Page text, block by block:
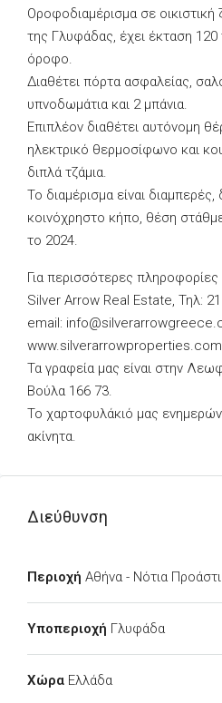
Οροφοδιαμέρισμα σε
της Γλυφάδας, έχει έκταση 120
όροφο.
Διαθέτει πόρτα ασφαλείας,
υπνοδωμάτια και 2 μπάνια.
Επιπλέον διαθέτει αυτόνομη
ηλεκτρικό θερμοσίφωνο και
διπλά τζάμια.
Το διαμέρισμα είναι διαμπερές,
κοινόχρηστο κήπο, θέση
το 2024.
Για περισσότερες πληροφορίες
Silver Arrow Real Estate, Τηλ:
email:
www.silverarrowproperties.com
Τα γραφεία μας είναι στην
Βούλα 166 73.
Το χαρτοφυλάκιό μας
ακίνητα.
Διεύθυνση
Περιοχή Αθήνα - Νότια
Υποπεριοχή Γλυφάδα
Χώρα Ελλάδα